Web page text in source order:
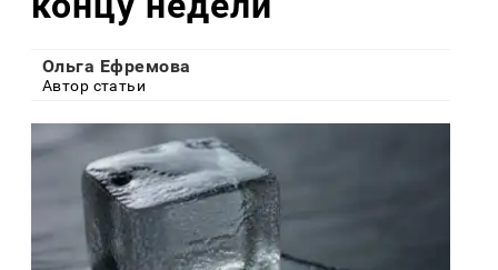
Ольга Ефремова
Автор статьи